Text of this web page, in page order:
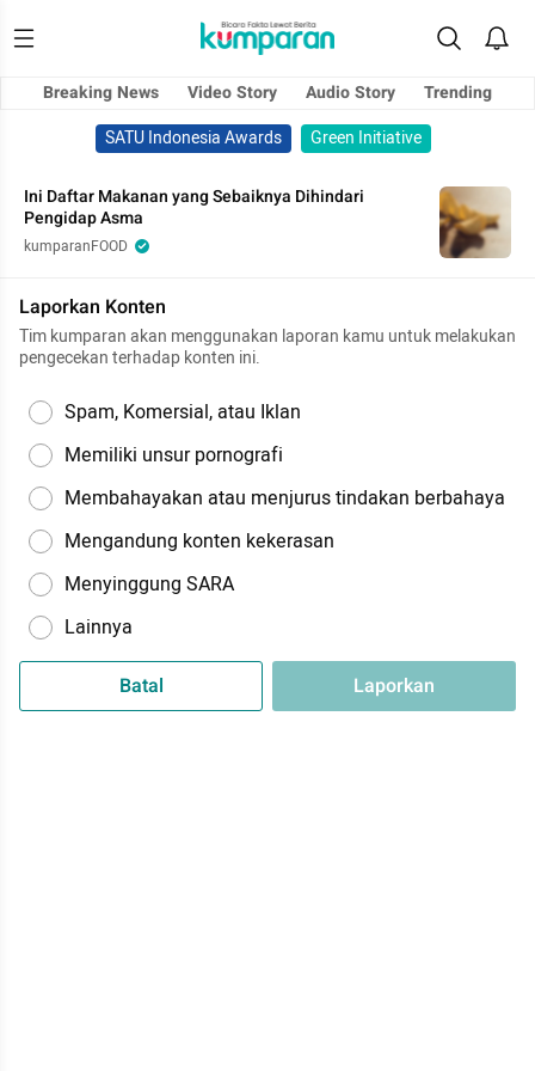
Breaking News Video Story Audio Story
Trending
SATU Indonesia Awards
Green Initiative
Ini Daftar Makanan yang Sebaiknya Dihindari
Pengidap Asma
kumparanFOOD
Laporkan Konten
Tim kumparan akan menggunakan laporan kamu untuk melakukan
pengecekan terhadap konten ini.
Spam, Komersial, atau Iklan
Memiliki unsur pornografi
Membahayakan atau menjurus tindakan berbahaya
Mengandung konten kekerasan
Menyinggung SARA
Lainnya
Batal Laporkan